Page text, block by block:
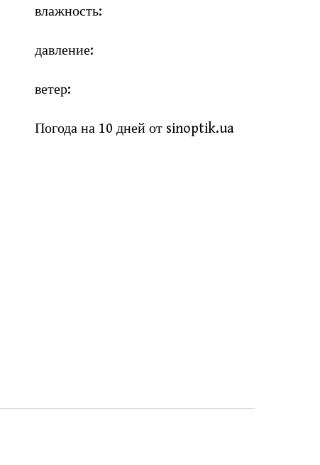
влажность:
давление:
ветер:
Погода на 10 дней от sinoptik.ua